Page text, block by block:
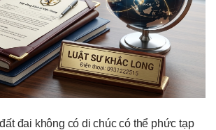
đai không có di chúc có thể phức tạp